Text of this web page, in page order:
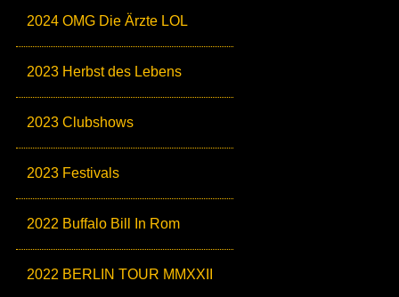
2024 OMG Die Ärzte LOL
2023 Herbst des Lebens
2023 Clubshows
2023 Festivals
2022 Buffalo Bill In Rom
2022 BERLIN TOUR MMXXII